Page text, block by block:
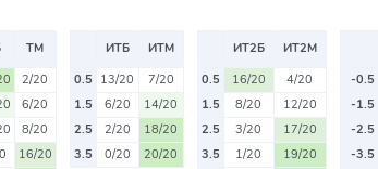
ТМ
2/20
6/20
8/20
16/20
ИТБ
ИТМ
0.5 13/20
7/20
1.5
6/20
14/20
2.5
2/20
18/20
3.5
0/20 20/20
ИТ2Б
ИТ2М
0.5
16/20
4/20
1.5
8/20
12/20
2.5
3/20
17/20
3.5
1/20
19/20
-0.5
-1.5
-2.5
-3.5